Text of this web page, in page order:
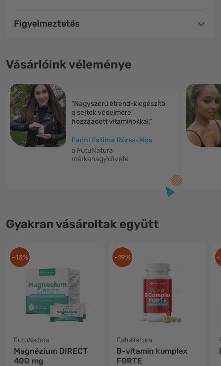
Figyelmeztetés
Vásárlóink véleménye
"Nagyszerű étrend-kiegészítő
a sejtek védelmére,
hozzáadott vitaminokkal."
Fanni Fatime Rózsa-Mos
a FutuNatura
márkanagykövete
Gyakran vásároltak együtt
-13%
FutuNatura
Magnézium DIRECT
400 mg
-19%
FutuNatura
B-vitamin komplex
FORTE
-